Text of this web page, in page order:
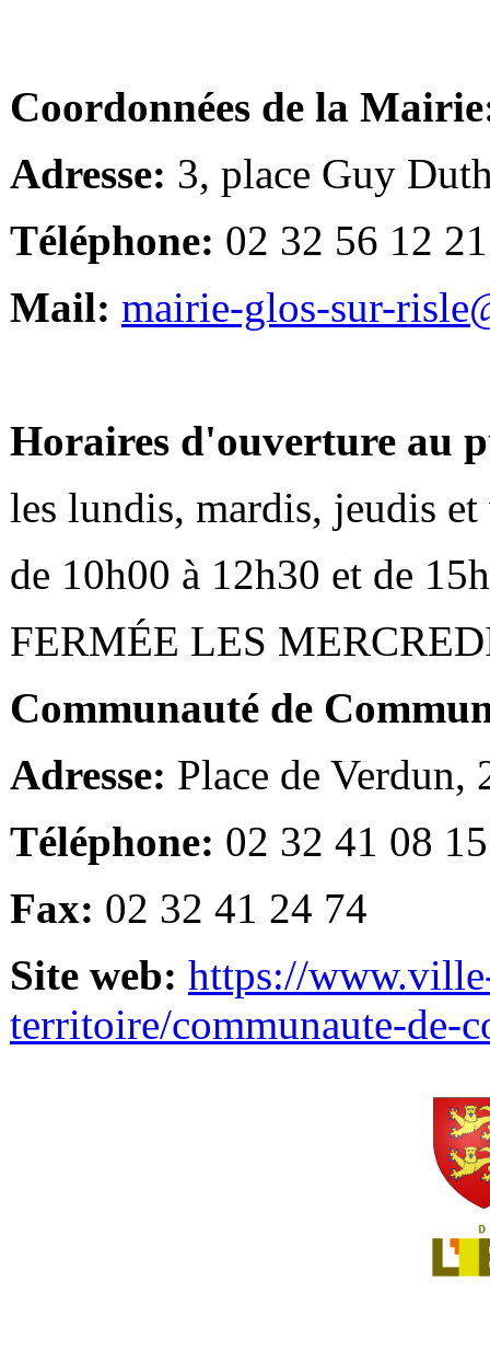
Coordonnées de la
Adresse: 3, place Guy
Téléphone: 02 32 56 12 21
Mail: mairie-glos-sur-
Horaires d'ouverture au
les lundis, mardis, jeudis et
de 10h00 à 12h30 et de
FERMÉE LES
Communauté de
Adresse: Place de Verdun,
Téléphone: 02 32 41 08 15
Fax: 02 32 41 24 74
Site web: https://
territoire/communaute-de-